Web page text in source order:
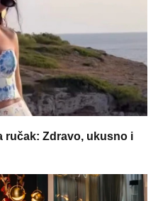
ručak: Zdravo, ukusno i